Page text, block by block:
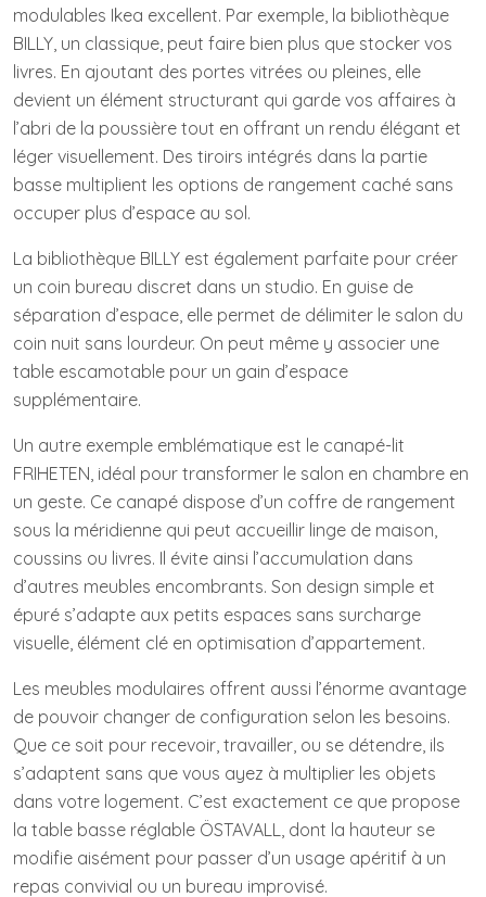
modulables Ikea excellent. Par exemple, la bibliothèque
BILLY, un classique, peut faire bien plus que stocker vos
livres. En ajoutant des portes vitrées ou pleines, elle
devient un élément structurant qui garde vos affaires à
l’abri de la poussière tout en offrant un rendu élégant et
léger visuellement. Des tiroirs intégrés dans la partie
basse multiplient les options de rangement caché sans
occuper plus d’espace au sol.
La bibliothèque BILLY est également parfaite pour créer
un coin bureau discret dans un studio. En guise de
séparation d’espace, elle permet de délimiter le salon du
coin nuit sans lourdeur. On peut même y associer une
table escamotable pour un gain d’espace
supplémentaire.
Un autre exemple emblématique est le canapé-lit
FRIHETEN, idéal pour transformer le salon en chambre en
un geste. Ce canapé dispose d’un coffre de rangement
sous la méridienne qui peut accueillir linge de maison,
coussins ou livres. Il évite ainsi l’accumulation dans
d’autres meubles encombrants. Son design simple et
épuré s’adapte aux petits espaces sans surcharge
visuelle, élément clé en optimisation d’appartement.
Les meubles modulaires offrent aussi l’énorme avantage
de pouvoir changer de configuration selon les besoins.
Que ce soit pour recevoir, travailler, ou se détendre, ils
s’adaptent sans que vous ayez à multiplier les objets
dans votre logement. C’est exactement ce que propose
la table basse réglable ÖSTAVALL, dont la hauteur se
modifie aisément pour passer d’un usage apéritif à un
repas convivial ou un bureau improvisé.